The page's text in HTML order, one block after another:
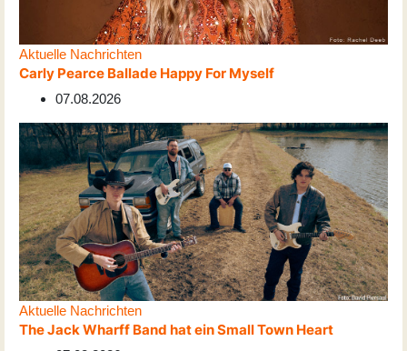
Aktuelle Nachrichten
Carly Pearce Ballade Happy For Myself
07.08.2026
Aktuelle Nachrichten
The Jack Wharff Band hat ein Small Town Heart